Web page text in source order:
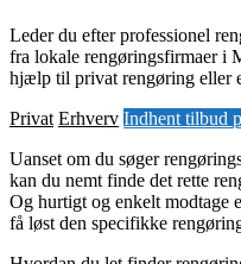
Leder du efter professionel
fra lokale rengøringsfirmaer i
hjælp til privat rengøring eller
Privat Erhverv Indhent tilbud
Uanset om du søger
kan du nemt finde det rette
Og hurtigt og enkelt modtage
få løst den specifikke